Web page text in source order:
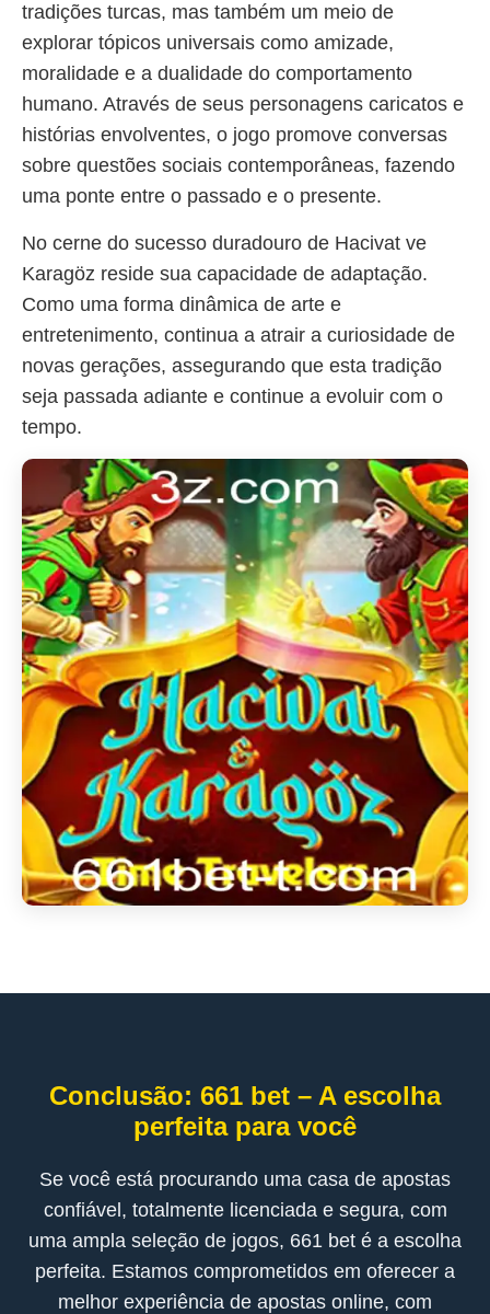
tradições turcas, mas também um meio de
explorar tópicos universais como amizade,
moralidade e a dualidade do comportamento
humano. Através de seus personagens caricatos e
histórias envolventes, o jogo promove conversas
sobre questões sociais contemporâneas, fazendo
uma ponte entre o passado e o presente.
No cerne do sucesso duradouro de Hacivat ve
Karagöz reside sua capacidade de adaptação.
Como uma forma dinâmica de arte e
entretenimento, continua a atrair a curiosidade de
novas gerações, assegurando que esta tradição
seja passada adiante e continue a evoluir com o
tempo.
Conclusão: 661 bet – A escolha
perfeita para você
Se você está procurando uma casa de apostas
confiável, totalmente licenciada e segura, com
uma ampla seleção de jogos, 661 bet é a escolha
perfeita. Estamos comprometidos em oferecer a
melhor experiência de apostas online, com